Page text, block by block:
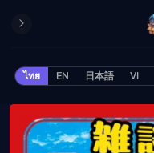
ข้ามไปยังเนื้อหา
ไทย EN 日本語 VI